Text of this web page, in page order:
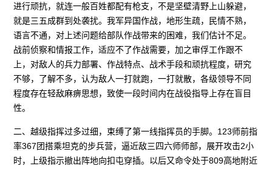
进行顽抗，就连一般百姓都配有枪支，不是坚壁清野上山躲避，
就是三五成群到处袭扰。我军异国作战，地形生疏，民情不熟，
语言不通，对上述问题给部队作战带来的困难，我们估计不足。
战前侦察和情报工作，适应不了作战需要，加之审俘工作跟不
上，对敌人的兵力部署、作战特点、战术手段和顽抗程度，研究
不够，了解不多，认为敌人一打就跑，一打就散，各级领导不同
程度存在轻敌麻痹思想，致使一段时间内在战役指导上存在盲目
性。
二、越级指挥过多过细，束缚了第一线指挥员的手脚。123师前指
率367团搭乘坦克的步兵营，逼近敌三四六师师部，展开攻击2小
时，上级指示撤出阵地向扣屯穿插。以后又命令处于809高地附近